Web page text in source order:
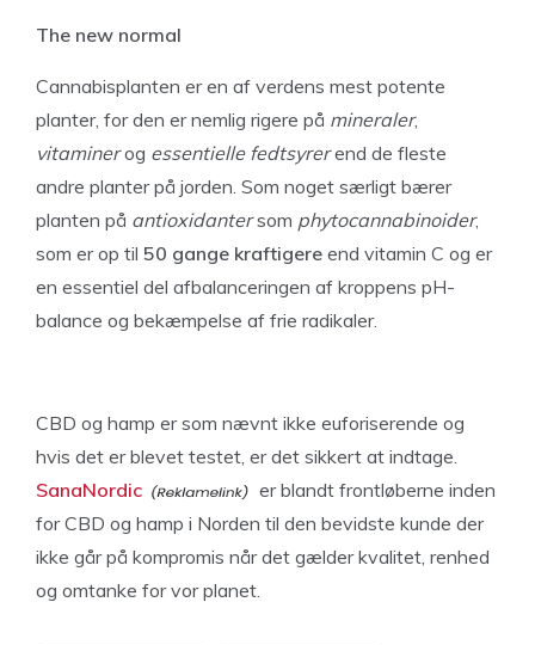
The new normal
Cannabisplanten er en af verdens mest potente
planter, for den er nemlig rigere på mineraler,
vitaminerog essentielle fedtsyrerend de fleste
andre planter på jorden. Som noget særligt bærer
planten på antioxidantersom phytocannabinoider,
som er op til 50 gange kraftigere end vitamin C og er
en essentiel del afbalanceringen af kroppens pH-
balance og bekæmpelse af frie radikaler.
CBD og hamp er som nævnt ikke euforiserende og
hvis det er blevet testet, er det sikkert at indtage.
SanaNordic
er blandt frontløberne inden
for CBD og hamp i Norden til den bevidste kunde der
ikke går på kompromis når det gælder kvalitet, renhed
og omtanke for vor planet.